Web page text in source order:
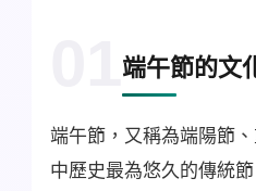
端午節的文
端午節，又稱為端陽節
中歷史最為悠久的傳統